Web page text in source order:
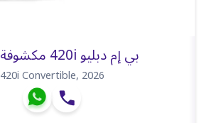
بي إم دبليو 420i مكشوفة 2026
420i Convertible,2026